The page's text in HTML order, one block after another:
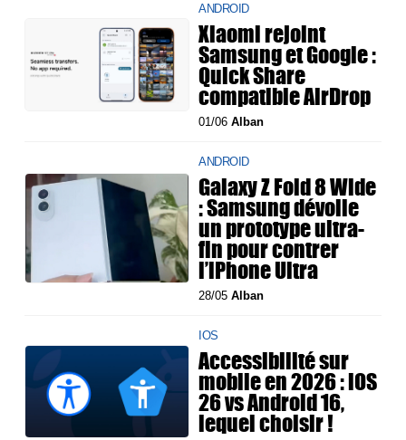
ANDROID
Xiaomi rejoint
Samsung et Google :
Quick Share
compatible AirDrop
01/06Alban
ANDROID
Galaxy Z Fold 8 Wide
: Samsung dévoile
un prototype ultra-
fin pour contrer
l’iPhone Ultra
28/05Alban
IOS
Accessibilité sur
mobile en 2026 : iOS
26 vs Android 16,
lequel choisir !